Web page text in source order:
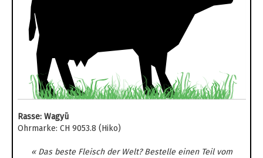
Rasse: Wagyū
Ohrmarke: CH 9053.8 (Hiko)
« Das beste Fleisch der Welt? Bestelle einen Teil vom